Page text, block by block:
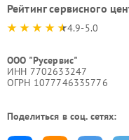
Рейтинг сервисного
4.9-5.0
ООО "Русервис"
ИНН 7702633247
ОГРН 1077746335776
Поделиться в соц. сетях: